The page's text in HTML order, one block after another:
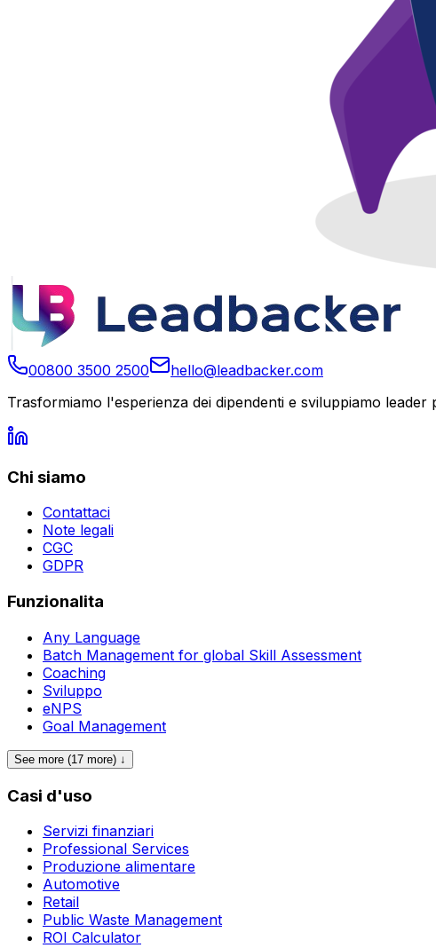
00800 3500 2500
hello@leadbacker.com
Trasformiamo l'esperienza dei dipendenti e sviluppiamo leader
Chi siamo
Contattaci
Note legali
CGC
GDPR
Funzionalita
Any Language
Batch Management for global Skill Assessment
Coaching
Sviluppo
eNPS
Goal Management
See more (17 more) ↓
Casi d'uso
Servizi finanziari
Professional Services
Produzione alimentare
Automotive
Retail
Public Waste Management
ROI Calculator